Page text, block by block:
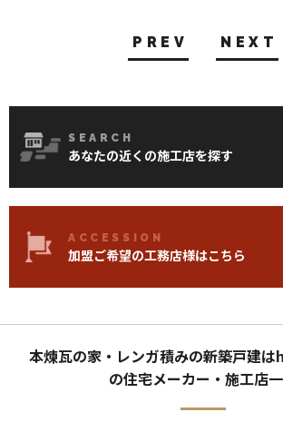
PREV NEXT
SEARCH
あなたの近くの施工店を探す
ACCESSION
加盟ご希望の工務店様はこちら
本煉瓦の家・レンガ積みの新築戸建
の住宅メーカー・施工店